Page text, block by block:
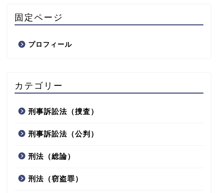
固定ページ
プロフィール
カテゴリー
刑事訴訟法（捜査）
刑事訴訟法（公判）
刑法（総論）
刑法（窃盗罪）